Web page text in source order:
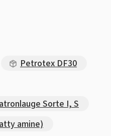
Petrotex DF30
Sorte I, S
amine)